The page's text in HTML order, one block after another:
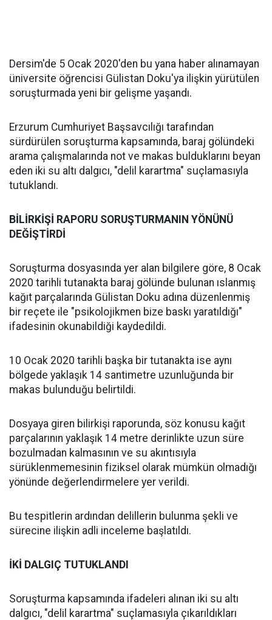
Dersim'de 5 Ocak 2020'den bu yana haber alınamayan
üniversite öğrencisi Gülistan Doku'ya ilişkin yürütülen
soruşturmada yeni bir gelişme yaşandı.
Erzurum Cumhuriyet Başsavcılığı tarafından
sürdürülen soruşturma kapsamında, baraj gölündeki
arama çalışmalarında not ve makas bulduklarını beyan
eden iki su altı dalgıcı, "delil karartma" suçlamasıyla
tutuklandı.
BİLİRKİŞİ RAPORU SORUŞTURMANIN YÖNÜNÜ
DEĞİŞTİRDİ
Soruşturma dosyasında yer alan bilgilere göre, 8 Ocak
2020 tarihli tutanakta baraj gölünde bulunan ıslanmış
kağıt parçalarında Gülistan Doku adına düzenlenmiş
bir reçete ile "psikolojikmen bize baskı yaratıldığı"
ifadesinin okunabildiği kaydedildi.
10 Ocak 2020 tarihli başka bir tutanakta ise aynı
bölgede yaklaşık 14 santimetre uzunluğunda bir
makas bulunduğu belirtildi.
Dosyaya giren bilirkişi raporunda, söz konusu kağıt
parçalarının yaklaşık 14 metre derinlikte uzun süre
bozulmadan kalmasının ve su akıntısıyla
sürüklenmemesinin fiziksel olarak mümkün olmadığı
yönünde değerlendirmelere yer verildi.
Bu tespitlerin ardından delillerin bulunma şekli ve
sürecine ilişkin adli inceleme başlatıldı.
İKİ DALGIÇ TUTUKLANDI
Soruşturma kapsamında ifadeleri alınan iki su altı
dalgıcı, "delil karartma" suçlamasıyla çıkarıldıkları